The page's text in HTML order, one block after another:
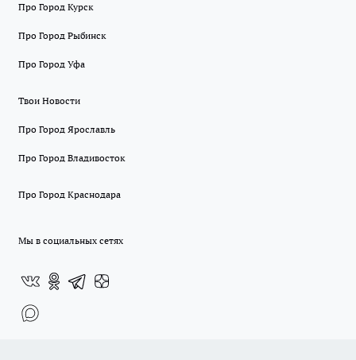
Про Город Курск
Про Город Рыбинск
Про Город Уфа
Твои Новости
Про Город Ярославль
Про Город Владивосток
Про Город Краснодара
Мы в социальных сетях